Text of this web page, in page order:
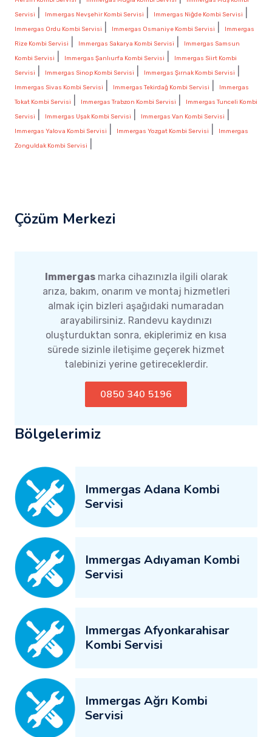
Servisi
Immergas Nevşehir Kombi Servisi Immergas Niğde Kombi Servisi
Immergas Ordu Kombi Servisi Immergas Osmaniye Kombi Servisi
Immergas
Rize Kombi Servisi
Immergas Sakarya Kombi Servisi
Immergas Samsun
Kombi Servisi
Immergas Şanlıurfa Kombi Servisi
Immergas Siirt Kombi
Servisi
Immergas Sinop Kombi Servisi Immergas Şırnak Kombi Servisi
Immergas Sivas Kombi Servisi Immergas Tekirdağ Kombi Servisi
Immergas
Tokat Kombi Servisi
Immergas Trabzon Kombi Servisi
Immergas Tunceli Kombi
Servisi
Immergas Uşak Kombi Servisi Immergas Van Kombi Servisi
Immergas Yalova Kombi Servisi Immergas Yozgat Kombi Servisi
Immergas
Zonguldak Kombi Servisi
Çözüm Merkezi
Immergasmarka cihazınızla ilgili olarak
arıza, bakım, onarım ve montaj hizmetleri
almak için bizleri aşağıdaki numaradan
arayabilirsiniz. Randevu kaydınızı
oluşturduktan sonra, ekiplerimiz en kısa
sürede sizinle iletişime geçerek hizmet
talebinizi yerine getireceklerdir.
0850 340 5196
Bölgelerimiz
Immergas Adana Kombi
Servisi
Immergas Adıyaman Kombi
Servisi
Immergas Afyonkarahisar
Kombi Servisi
Immergas Ağrı Kombi
Servisi